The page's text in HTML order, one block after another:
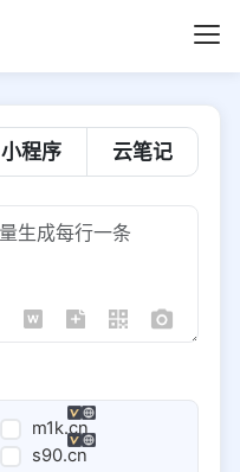
小程序 云笔记
m1k.cn
s90.cn